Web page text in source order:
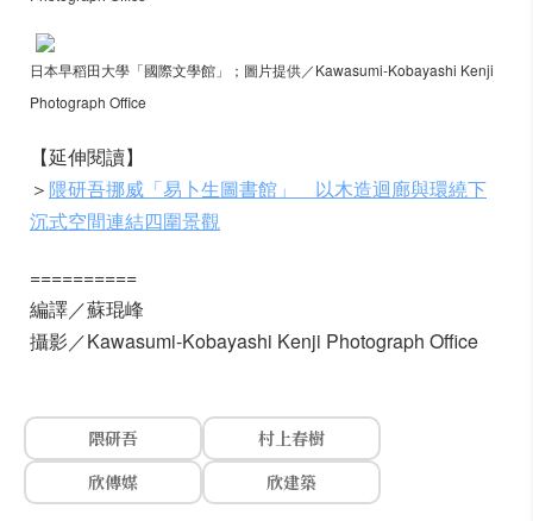
日本早稻田大學「國際文學館」；圖片提供／Kawasumi-Kobayashi Kenji
Photograph Office
【延伸閱讀】
＞ 隈研吾挪威「易卜生圖書館」 以木造迴廊與環繞下
沉式空間連結四圍景觀
==========
編譯／蘇琨峰
攝影／Kawasumi-Kobayashi Kenji Photograph Office
隈研吾
村上春樹
欣傳媒
欣建築